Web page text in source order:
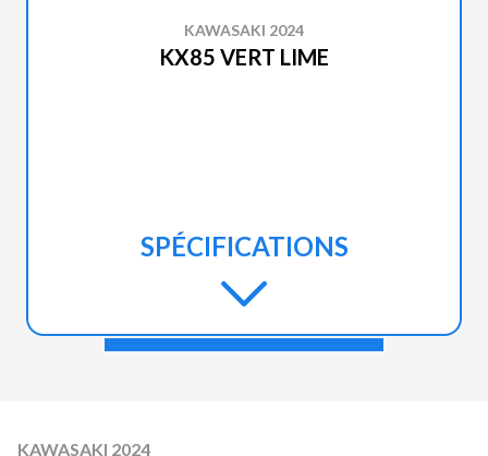
KAWASAKI 2024
KX85 VERT LIME
SPÉCIFICATIONS
KAWASAKI 2024